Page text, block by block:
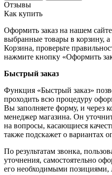
Отзывы
Как купить
Оформить заказ на нашем
выбранные товары в корзину,
Корзина, проверьте
нажмите кнопку «Оформить
Быстрый заказ
Функция «Быстрый заказ»
проходить всю процедуру
Вы заполняете форму, и через
менеджер магазина. Он
на вопросы, касающиеся
также подскажет о вариантах
По результатам звонка,
уточнения, самостоятельно
его необходимыми позициями,